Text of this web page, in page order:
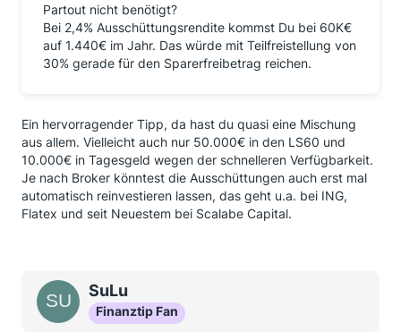
Partout nicht benötigt?
Bei 2,4% Ausschüttungsrendite kommst Du bei 60K€
auf 1.440€ im Jahr. Das würde mit Teilfreistellung von
30% gerade für den Sparerfreibetrag reichen.
Ein hervorragender Tipp, da hast du quasi eine Mischung
aus allem. Vielleicht auch nur 50.000€ in den LS60 und
10.000€ in Tagesgeld wegen der schnelleren Verfügbarkeit.
Je nach Broker könntest die Ausschüttungen auch erst mal
automatisch reinvestieren lassen, das geht u.a. bei ING,
Flatex und seit Neuestem bei Scalabe Capital.
SuLu
Finanztip Fan